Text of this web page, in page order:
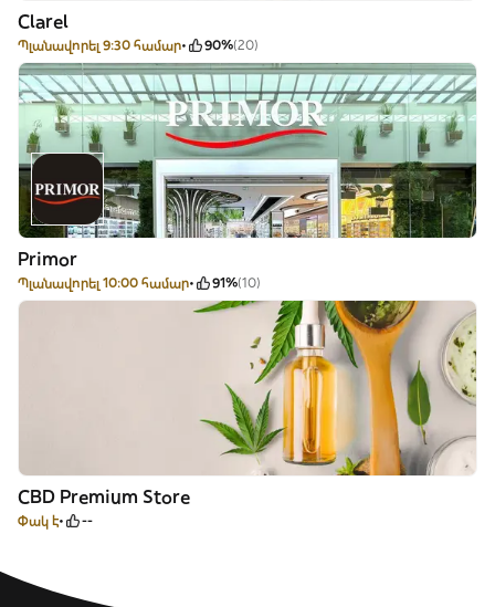
Clarel
Պլանավորել 9:30 համար 90%(20)
Primor
Պլանավորել 10:00 համար 91%(10)
CBD Premium Store
Փակ է --